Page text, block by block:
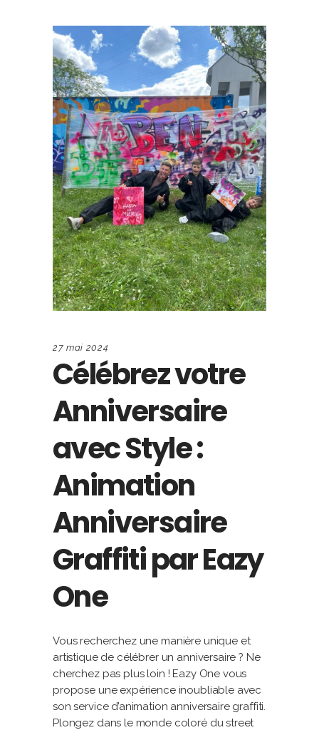
27 mai 2024
Célébrez votre
Anniversaire
avec Style :
Animation
Anniversaire
Graffiti par Eazy
One
Vous recherchez une manière unique et
artistique de célébrer un anniversaire ? Ne
cherchez pas plus loin ! Eazy One vous
propose une expérience inoubliable avec
son service d’animation anniversaire graffiti.
Plongez dans le monde coloré du street